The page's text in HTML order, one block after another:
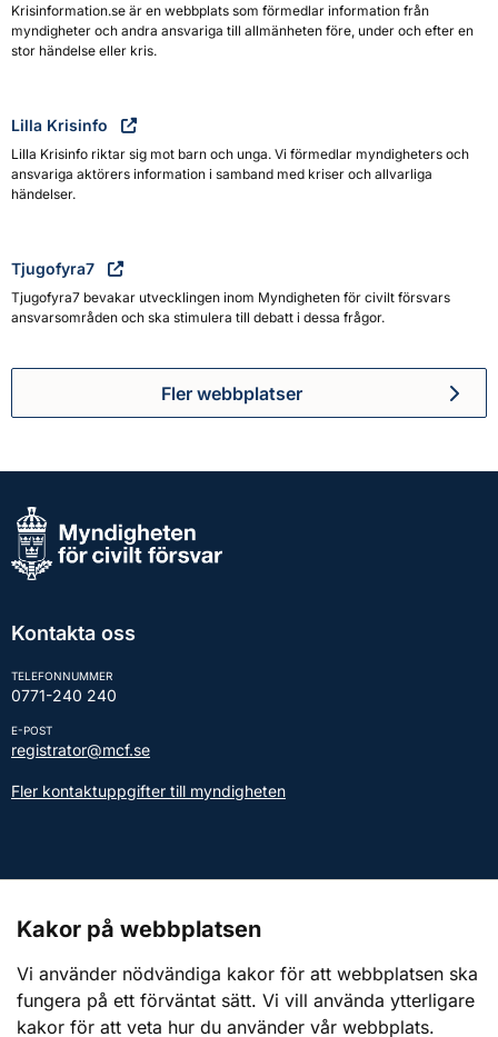
Krisinformation.se är en webbplats som förmedlar information från
myndigheter och andra ansvariga till allmänheten före, under och efter en
stor händelse eller kris.
Lilla Krisinfo
Lilla Krisinfo riktar sig mot barn och unga. Vi förmedlar myndigheters och
ansvariga aktörers information i samband med kriser och allvarliga
händelser.
Tjugofyra7
Tjugofyra7 bevakar utvecklingen inom Myndigheten för civilt försvars
ansvarsområden och ska stimulera till debatt i dessa frågor.
Fler webbplatser
Kontakta oss
TELEFONNUMMER
0771-240 240
E-POST
registrator@mcf.se
Fler kontaktuppgifter till myndigheten
Webbplatsen
Om webbplatsen
Kakor på webbplatsen
Vi använder nödvändiga kakor för att webbplatsen ska
fungera på ett förväntat sätt. Vi vill använda ytterligare
kakor för att veta hur du använder vår webbplats.